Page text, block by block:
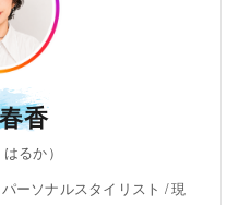
香
るか）
ーソナルスタイリスト / 現